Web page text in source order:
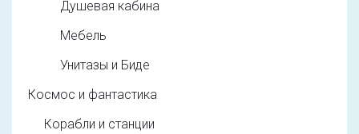
Душевая кабина
Мебель
Унитазы и Биде
Космос и фантастика
Корабли и станции